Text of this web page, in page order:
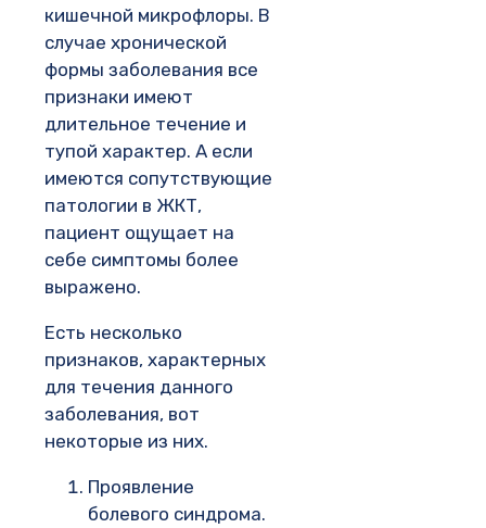
кишечной микрофлоры. В
случае хронической
формы заболевания все
признаки имеют
длительное течение и
тупой характер. А если
имеются сопутствующие
патологии в ЖКТ,
пациент ощущает на
себе симптомы более
выражено.
Есть несколько
признаков, характерных
для течения данного
заболевания, вот
некоторые из них.
Проявление
болевого синдрома.